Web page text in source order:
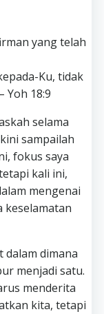
yang telah
Ku, tidak
Yoh 18:9
selama
sampailah
fokus saya
kali ini,
mengenai
keselamatan
dalam dimana
menjadi satu.
menderita
kita, tetapi